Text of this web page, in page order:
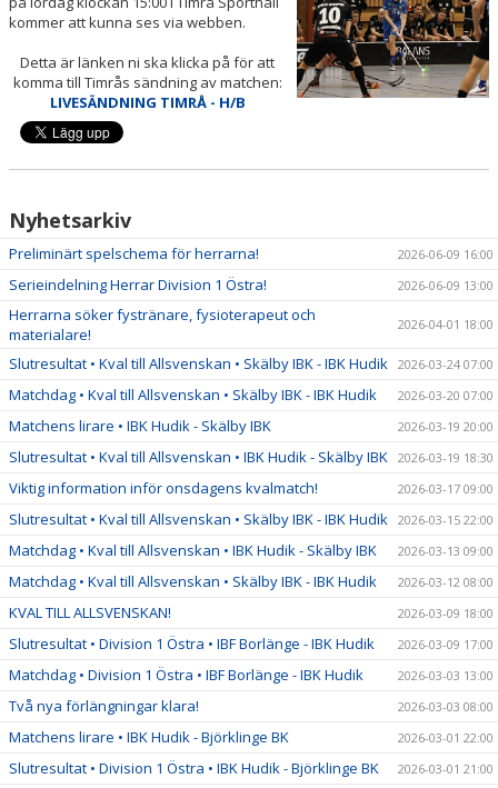
BILDER
DOKUMENT
KONTAKT
kommer att kunna ses via webben.
Detta är länken ni ska klicka på för att
komma till Timrås sändning av matchen:
LIVESÄNDNING TIMRÅ - H/B
Nyhetsarkiv
Preliminärt spelschema för herrarna! 2026-06-09 16:00
Serieindelning Herrar Division 1 Östra! 2026-06-09 13:00
Herrarna söker fystränare, fysioterapeut och
materialare!
2026-04-01 18:00
Slutresultat • Kval till Allsvenskan • Skälby IBK - IBK Hudik 2026-03-24 07:00
Matchdag • Kval till Allsvenskan • Skälby IBK - IBK Hudik 2026-03-20 07:00
Matchens lirare • IBK Hudik - Skälby IBK 2026-03-19 20:00
Slutresultat • Kval till Allsvenskan • IBK Hudik - Skälby IBK 2026-03-19 18:30
Viktig information inför onsdagens kvalmatch! 2026-03-17 09:00
Slutresultat • Kval till Allsvenskan • Skälby IBK - IBK Hudik 2026-03-15 22:00
Matchdag • Kval till Allsvenskan • IBK Hudik - Skälby IBK 2026-03-13 09:00
Matchdag • Kval till Allsvenskan • Skälby IBK - IBK Hudik 2026-03-12 08:00
KVAL TILL ALLSVENSKAN! 2026-03-09 18:00
Slutresultat • Division 1 Östra • IBF Borlänge - IBK Hudik 2026-03-09 17:00
Matchdag • Division 1 Östra • IBF Borlänge - IBK Hudik 2026-03-03 13:00
Två nya förlängningar klara! 2026-03-03 08:00
Matchens lirare • IBK Hudik - Björklinge BK 2026-03-01 22:00
Slutresultat • Division 1 Östra • IBK Hudik - Björklinge BK 2026-03-01 21:00